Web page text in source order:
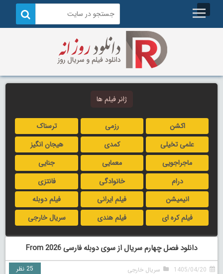
ژانر فیلم ها
اکشن رزمی
ترسناک
علمی تخیلی
کمدی
هیجان انگیز
ماجراجویی
معمایی
جنایی
درام
خانوادگی
فانتزی
انیمیشن
فیلم ایرانی
فیلم دوبله
فیلم کره ای
فیلم هندی سریال خارجی
دانلود فصل چهارم سریال از سوی دوبله فارسی From 2026
1405/04/20 سریال خارجی 25 نظر